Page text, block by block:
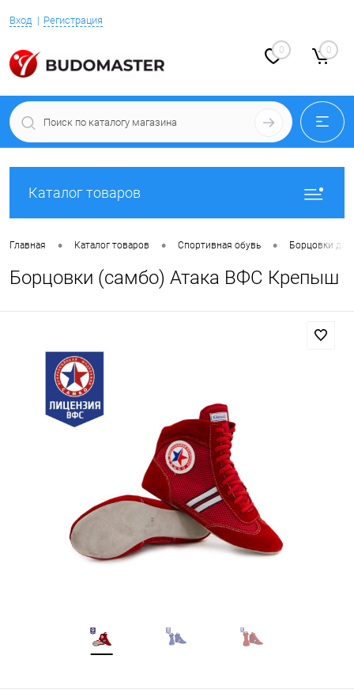
Вход Регистрация
0 0
Каталог товаров
Главная • Каталог товаров • Спортивная обувь • Борцовки
Борцовки (самбо) Атака ВФС Крепыш